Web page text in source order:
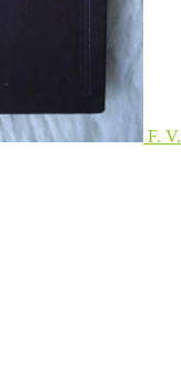
F.